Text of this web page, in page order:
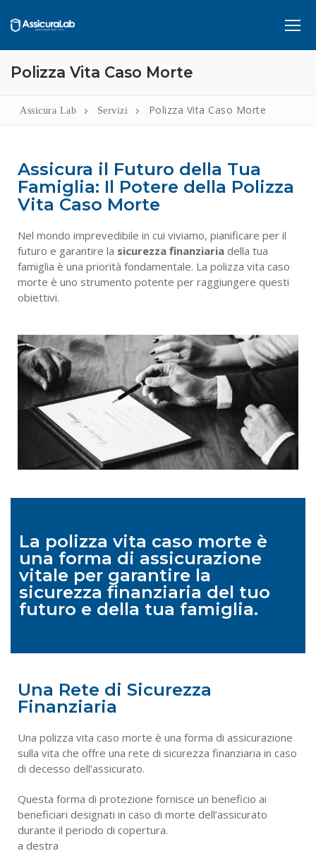
Home
Infortuni
Assicurazione Sanitaria
Piano di Accumulo
Rc Professionale
Copertura Assicurativa per Imprese Edili
Copertura Assicurativa Aziendale
Fideiussioni
Donazioni Immobiliari
Polizza Viaggi
Polizza Vita Caso Morte
RCA Storica
RCA
Chi Siamo
Contatti
Polizza Vita Caso Morte
Assicura Lab Servizi Polizza Vita Caso Morte
Assicura il Futuro della Tua
Famiglia: Il Potere della Polizza
Vita Caso Morte
Nel mondo imprevedibile in cui viviamo, pianificare per il
futuro e garantire la sicurezza finanziaria della tua
famiglia è una priorità fondamentale. La polizza vita caso
morte è uno strumento potente per raggiungere questi
obiettivi.
La polizza vita caso morte è
una forma di assicurazione
vitale per garantire la
sicurezza finanziaria del tuo
futuro e della tua famiglia.
Una Rete di Sicurezza
Finanziaria
Una polizza vita caso morte è una forma di assicurazione
sulla vita che offre una rete di sicurezza finanziaria in caso
di decesso dell’assicurato.
Questa forma di protezione fornisce un beneficio ai
beneficiari designati in caso di morte dell’assicurato
durante il periodo di copertura.
a destra